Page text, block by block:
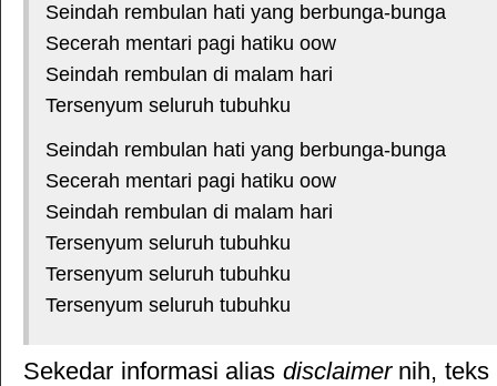
Seindah rembulan hati yang berbunga-bunga
Secerah mentari pagi hatiku oow
Seindah rembulan di malam hari
Tersenyum seluruh tubuhku
Seindah rembulan hati yang berbunga-bunga
Secerah mentari pagi hatiku oow
Seindah rembulan di malam hari
Tersenyum seluruh tubuhku
Tersenyum seluruh tubuhku
Tersenyum seluruh tubuhku
Sekedar informasi alias disclaimernih, teks